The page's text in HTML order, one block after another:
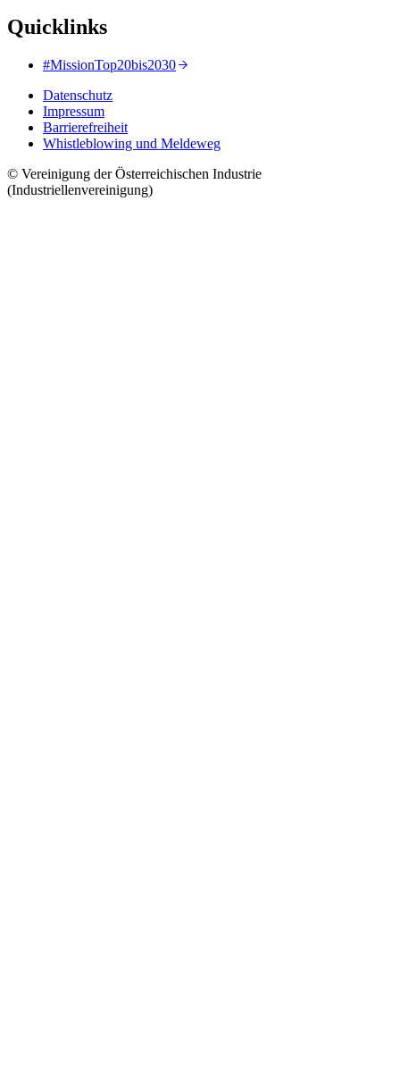
Quicklinks
#MissionTop20bis2030
Datenschutz
Impressum
Barrierefreiheit
Whistleblowing und Meldeweg
© Vereinigung der Österreichischen Industrie
(Industriellenvereinigung)